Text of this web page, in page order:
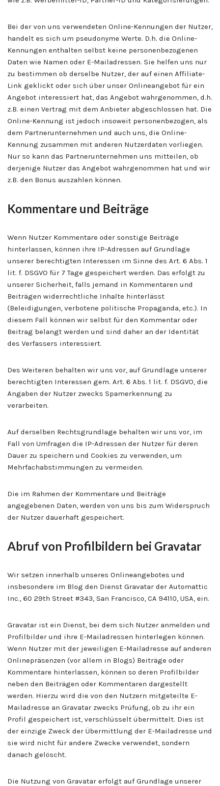
Bei der von uns verwendeten Online-Kennungen der Nutzer,
handelt es sich um pseudonyme Werte. D.h. die Online-
Kennungen enthalten selbst keine personenbezogenen
Daten wie Namen oder E-Mailadressen. Sie helfen uns nur
zu bestimmen ob derselbe Nutzer, der auf einen Affiliate-
Link geklickt oder sich über unser Onlineangebot für ein
Angebot interessiert hat, das Angebot wahrgenommen, d.h.
z.B. einen Vertrag mit dem Anbieter abgeschlossen hat. Die
Online-Kennung ist jedoch insoweit personenbezogen, als
dem Partnerunternehmen und auch uns, die Online-
Kennung zusammen mit anderen Nutzerdaten vorliegen.
Nur so kann das Partnerunternehmen uns mitteilen, ob
derjenige Nutzer das Angebot wahrgenommen hat und wir
z.B. den Bonus auszahlen können.
Kommentare und Beiträge
Wenn Nutzer Kommentare oder sonstige Beiträge
hinterlassen, können ihre IP-Adressen auf Grundlage
unserer berechtigten Interessen im Sinne des Art. 6 Abs. 1
lit. f. DSGVO für 7 Tage gespeichert werden. Das erfolgt zu
unserer Sicherheit, falls jemand in Kommentaren und
Beiträgen widerrechtliche Inhalte hinterlässt
(Beleidigungen, verbotene politische Propaganda, etc.). In
diesem Fall können wir selbst für den Kommentar oder
Beitrag belangt werden und sind daher an der Identität
des Verfassers interessiert.
Des Weiteren behalten wir uns vor, auf Grundlage unserer
berechtigten Interessen gem. Art. 6 Abs. 1 lit. f. DSGVO, die
Angaben der Nutzer zwecks Spamerkennung zu
verarbeiten.
Auf derselben Rechtsgrundlage behalten wir uns vor, im
Fall von Umfragen die IP-Adressen der Nutzer für deren
Dauer zu speichern und Cookies zu verwenden, um
Mehrfachabstimmungen zu vermeiden.
Die im Rahmen der Kommentare und Beiträge
angegebenen Daten, werden von uns bis zum Widerspruch
der Nutzer dauerhaft gespeichert.
Abruf von Profilbildern bei Gravatar
Wir setzen innerhalb unseres Onlineangebotes und
insbesondere im Blog den Dienst Gravatar der Automattic
Inc., 60 29th Street #343, San Francisco, CA 94110, USA, ein.
Gravatar ist ein Dienst, bei dem sich Nutzer anmelden und
Profilbilder und ihre E-Mailadressen hinterlegen können.
Wenn Nutzer mit der jeweiligen E-Mailadresse auf anderen
Onlinepräsenzen (vor allem in Blogs) Beiträge oder
Kommentare hinterlassen, können so deren Profilbilder
neben den Beiträgen oder Kommentaren dargestellt
werden. Hierzu wird die von den Nutzern mitgeteilte E-
Mailadresse an Gravatar zwecks Prüfung, ob zu ihr ein
Profil gespeichert ist, verschlüsselt übermittelt. Dies ist
der einzige Zweck der Übermittlung der E-Mailadresse und
sie wird nicht für andere Zwecke verwendet, sondern
danach gelöscht.
Die Nutzung von Gravatar erfolgt auf Grundlage unserer